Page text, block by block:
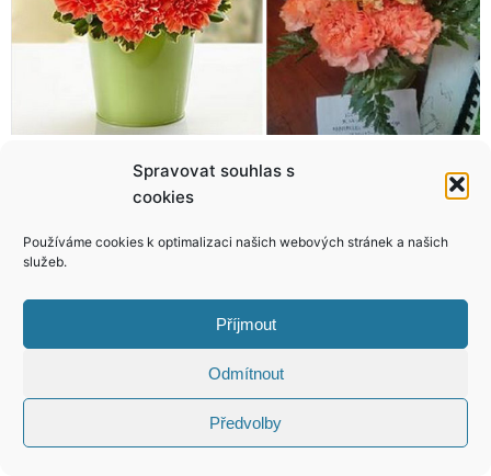
Spravovat souhlas s
cookies
Používáme cookies k optimalizaci našich webových stránek a našich
služeb.
Příjmout
Odmítnout
Předvolby
Nejkrásnější svatební stoly! Skvělá inspirace pro nastávající manžele! TOP 10 pláží s nejazurovějším mořem! Tady chcete strávit dovolenou!
KONTAKT
Reserved